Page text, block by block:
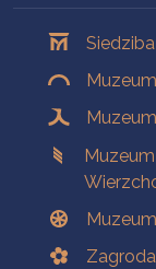
Siedziba